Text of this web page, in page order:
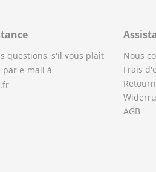
questions, s'il vous plaît
par e-mail à
Nous
Frais
AGB